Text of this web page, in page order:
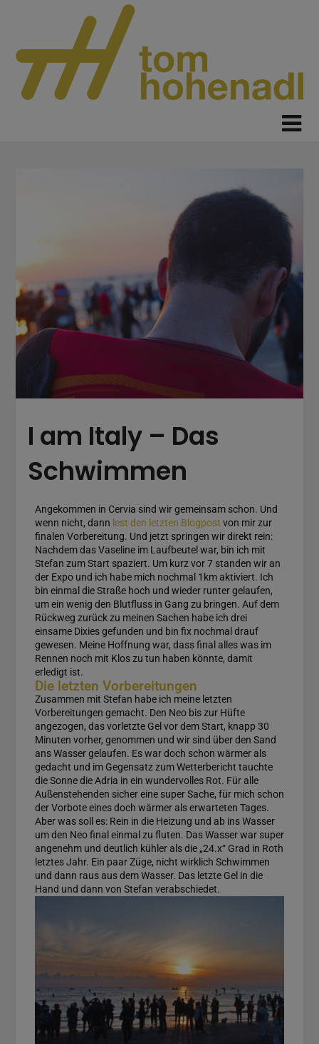
I am Italy – Das
Schwimmen
Angekommen in Cervia sind wir gemeinsam schon. Und
wenn nicht, dann lest den letzten Blogpost von mir zur
finalen Vorbereitung. Und jetzt springen wir direkt rein:
Nachdem das Vaseline im Laufbeutel war, bin ich mit
Stefan zum Start spaziert. Um kurz vor 7 standen wir an
der Expo und ich habe mich nochmal 1km aktiviert. Ich
bin einmal die Straße hoch und wieder runter gelaufen,
um ein wenig den Blutfluss in Gang zu bringen. Auf dem
Rückweg zurück zu meinen Sachen habe ich drei
einsame Dixies gefunden und bin fix nochmal drauf
gewesen. Meine Hoffnung war, dass final alles was im
Rennen noch mit Klos zu tun haben könnte, damit
erledigt ist.
Die letzten Vorbereitungen
Zusammen mit Stefan habe ich meine letzten
Vorbereitungen gemacht. Den Neo bis zur Hüfte
angezogen, das vorletzte Gel vor dem Start, knapp 30
Minuten vorher, genommen und wir sind über den Sand
ans Wasser gelaufen. Es war doch schon wärmer als
gedacht und im Gegensatz zum Wetterbericht tauchte
die Sonne die Adria in ein wundervolles Rot. Für alle
Außenstehenden sicher eine super Sache, für mich schon
der Vorbote eines doch wärmer als erwarteten Tages.
Aber was soll es: Rein in die Heizung und ab ins Wasser
um den Neo final einmal zu fluten. Das Wasser war super
angenehm und deutlich kühler als die „24.x“ Grad in Roth
letztes Jahr. Ein paar Züge, nicht wirklich Schwimmen
und dann raus aus dem Wasser. Das letzte Gel in die
Hand und dann von Stefan verabschiedet.